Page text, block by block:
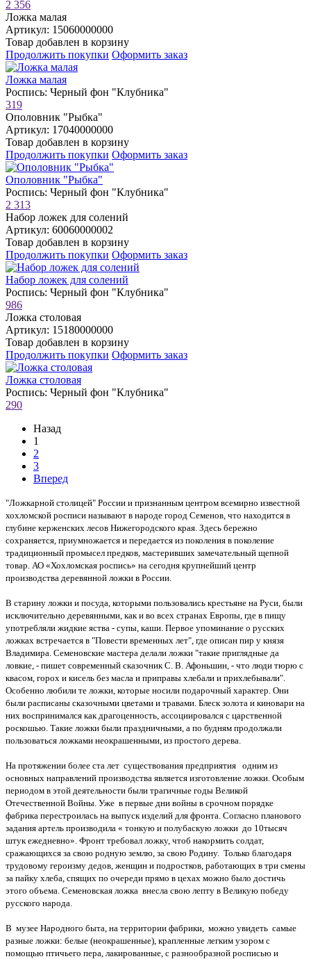
2 356
Ложка малая
Артикул: 15060000000
Товар добавлен в корзину
Продолжить покупки Оформить заказ
Ложка малая
Роспись: Черный фон "Клубника"
319
Ополовник "Рыбка"
Артикул: 17040000000
Товар добавлен в корзину
Продолжить покупки Оформить заказ
Ополовник "Рыбка"
Роспись: Черный фон "Клубника"
2 313
Набор ложек для солений
Артикул: 60060000002
Товар добавлен в корзину
Продолжить покупки Оформить заказ
Набор ложек для солений
Роспись: Черный фон "Клубника"
986
Ложка столовая
Артикул: 15180000000
Товар добавлен в корзину
Продолжить покупки Оформить заказ
Ложка столовая
Роспись: Черный фон "Клубника"
290
Назад
1
2
3
Вперед
"Ложкарной столицей" России и признанным центром всемирно известной
хохломской росписи называют в народе город Семенов, что находится в
глубине керженских лесов Нижегородского края. Здесь бережно
сохраняется, приумножается и передается из поколения в поколение
традиционный промысел предков, мастеривших замечательный щепной
товар. АО «Хохломская роспись» на сегодня крупнейший центр
производства деревянной ложки в России.
В старину ложки и посуда, которыми пользовались крестьяне на Руси, были
исключительно деревянными, как и во всех странах Европы, где в пищу
употребляли жидкие яства - супы, каши. Первое упоминание о русских
ложках встречается в "Повести временных лет", где описан пир у князя
Владимира. Семеновские мастера делали ложки "такие приглядные да
ловкие, - пишет современный сказочник С. В. Афоньшин, - что люди тюрю с
квасом, горох и кисель без масла и приправы хлебали и прихлебывали".
Особенно любили те ложки, которые носили подарочный характер. Они
были расписаны сказочными цветами и травами. Блеск золота и киновари на
них воспринимался как драгоценность, ассоциировался с царственной
роскошью. Такие ложки были праздничными, а по будням продолжали
пользоваться ложками неокрашенными, из простого дерева.
На протяжении более ста лет существования предприятия одним из
основных направлений производства является изготовление ложки. Особым
периодом в этой деятельности были трагичные годы Великой
Отечественной Войны. Уже в первые дни войны в срочном порядке
фабрика перестроилась на выпуск изделий для фронта. Согласно планового
задания артель производила « тонкую и полубаскую ложки до 10тысяч
штук ежедневно». Фронт требовал ложку, чтоб накормить солдат,
сражающихся за свою родную землю, за свою Родину. Только благодаря
трудовому героизму дедов, женщин и подростков, работающих в три смены
за пайку хлеба, спящих по очереди прямо в цехах можно было достичь
этого объема. Семеновская ложка внесла свою лепту в Великую победу
русского народа.
В музее Народного быта, на территории фабрики, можно увидеть самые
разные ложки: белые (неокрашенные), крапленные легким узором с
помощью птичьего пера, лакированные, с разнообразной росписью и